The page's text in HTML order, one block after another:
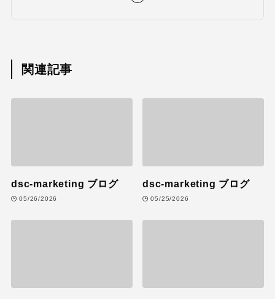
関連記事
dsc-marketing ブログ
05/26/2026
dsc-marketing ブログ
05/25/2026